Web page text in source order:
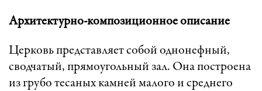
Архитектурно-композиционное описание
Церковь представляет собой однонефный,
сводчатый, прямоугольный зал. Она построена
из грубо тесаных камней малого и среднего